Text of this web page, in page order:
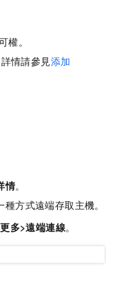
權。
情請參見添加
情。
種方式遠端存取主機。
更多>遠端連線。